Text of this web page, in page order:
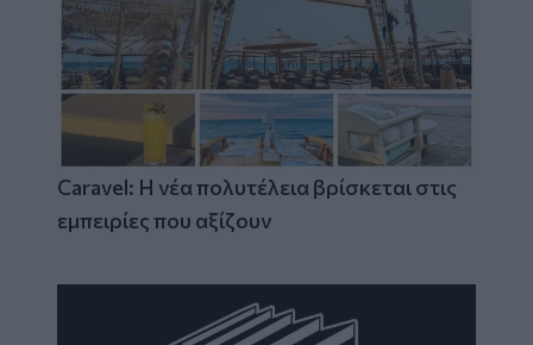
Caravel: Η νέα πολυτέλεια βρίσκεται στις
εμπειρίες που αξίζουν